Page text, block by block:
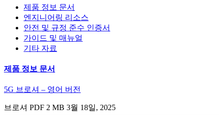
제품 정보 문서
엔지니어링 리소스
안전 및 규정 준수 인증서
가이드 및 매뉴얼
기타 자료
제품 정보 문서
5G 브로셔 – 영어 버전
브로셔 PDF 2 MB 3월 18일, 2025